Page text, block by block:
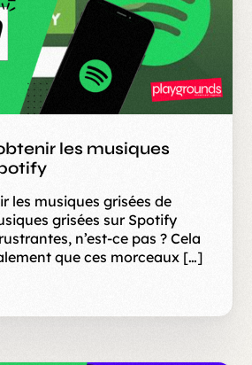
les musiques
les musiques grisées de
grisées sur Spotify
n’est-ce pas ? Cela
que ces morceaux […]